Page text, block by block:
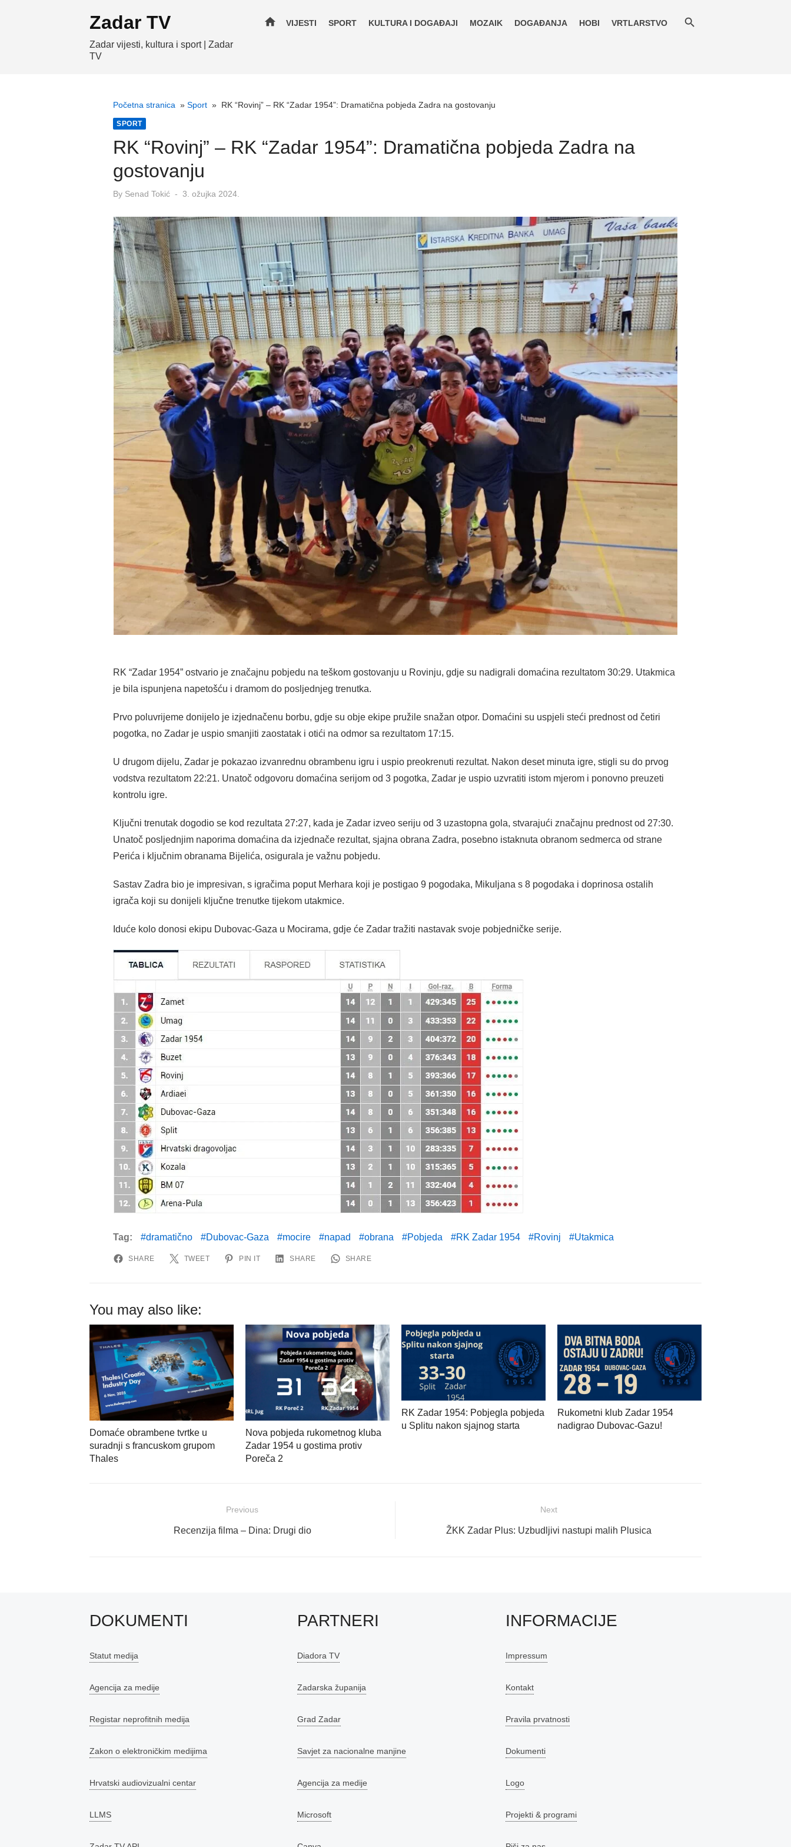
Zadar TV
Zadar vijesti, kultura i sport | Zadar
TV
home VIJESTI SPORT KULTURA I DOGAĐAJI MOZAIK DOGAĐANJA HOBI VRTLARSTVO
Početna stranica » Sport » RK “Rovinj” – RK “Zadar 1954”: Dramatična pobjeda Zadra na gostovanju
SPORT
RK “Rovinj” – RK “Zadar 1954”: Dramatična pobjeda Zadra na
gostovanju
By Senad Tokić
Posted
3. ožujka 2024.
RK “Zadar 1954” ostvario je značajnu pobjedu na teškom gostovanju u Rovinju, gdje su nadigrali domaćina rezultatom 30:29. Utakmica
je bila ispunjena napetošću i dramom do posljednjeg trenutka.
Prvo poluvrijeme donijelo je izjednačenu borbu, gdje su obje ekipe pružile snažan otpor. Domaćini su uspjeli steći prednost od četiri
pogotka, no Zadar je uspio smanjiti zaostatak i otići na odmor sa rezultatom 17:15.
U drugom dijelu, Zadar je pokazao izvanrednu obrambenu igru i uspio preokrenuti rezultat. Nakon deset minuta igre, stigli su do prvog
vodstva rezultatom 22:21. Unatoč odgovoru domaćina serijom od 3 pogotka, Zadar je uspio uzvratiti istom mjerom i ponovno preuzeti
kontrolu igre.
Ključni trenutak dogodio se kod rezultata 27:27, kada je Zadar izveo seriju od 3 uzastopna gola, stvarajući značajnu prednost od 27:30.
Unatoč posljednjim naporima domaćina da izjednače rezultat, sjajna obrana Zadra, posebno istaknuta obranom sedmerca od strane
Perića i ključnim obranama Bijelića, osigurala je važnu pobjedu.
Sastav Zadra bio je impresivan, s igračima poput Merhara koji je postigao 9 pogodaka, Mikuljana s 8 pogodaka i doprinosa ostalih
igrača koji su donijeli ključne trenutke tijekom utakmice.
Iduće kolo donosi ekipu Dubovac-Gaza u Mocirama, gdje će Zadar tražiti nastavak svoje pobjedničke serije.
Tag: dramatično Dubovac-Gaza mocire napad obrana Pobjeda RK Zadar 1954 Rovinj Utakmica
SHARE TWEET PIN IT SHARE SHARE
You may also like:
Domaće obrambene tvrtke u
suradnji s francuskom grupom
Thales
Nova pobjeda rukometnog kluba
Zadar 1954 u gostima protiv
Poreča 2
RK Zadar 1954: Pobjegla pobjeda
u Splitu nakon sjajnog starta
Rukometni klub Zadar 1954
nadigrao Dubovac-Gazu!
Previous
Previous
Recenzija filma – Dina: Drugi dio
Next
Next
ŽKK Zadar Plus: Uzbudljivi nastupi malih Plusica
DOKUMENTI
Statut medija
Agencija za medije
Registar neprofitnih medija
Zakon o elektroničkim medijima
Hrvatski audiovizualni centar
LLMS
PARTNERI
Diadora TV
Zadarska županija
Grad Zadar
Savjet za nacionalne manjine
Agencija za medije
Microsoft
INFORMACIJE
Impressum
Kontakt
Pravila prvatnosti
Dokumenti
Logo
Projekti & programi